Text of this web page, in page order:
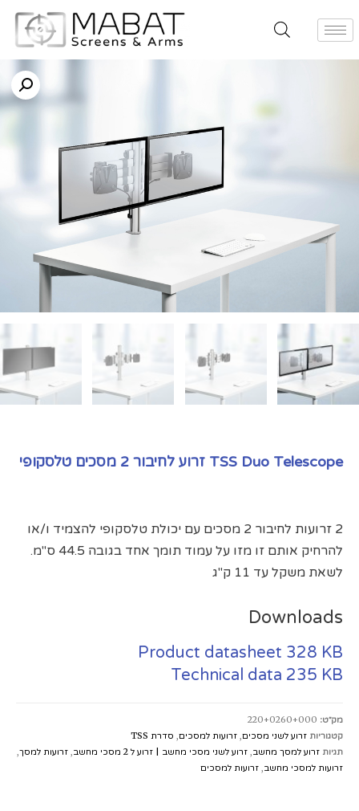
TSS Duo Telescope זרוע לחיבור 2 מסכים טלסקופי
2 זרועות לחיבור 2 מסכים עם יכולת טלסקופי להצמיד ו/או
להרחיק אותם זו מזו על עמוד תומך אחד בגובה 44.5 ס"מ.
לשאת משקל עד 11 ק"ג
Downloads
Product datasheet 328 KB
Technical data 235 KB
מק״ט: 220+0260+000
קטגוריות זרוע לשני מסכים, זרועות למסכים, סדרת TSS
תגיות זרוע למסך מחשב, זרוע לשני מסכי מחשב | זרוע ל 2 מסכי מחשב , זרועות למסך,
זרועות למסכי מחשב, זרועות למסכים